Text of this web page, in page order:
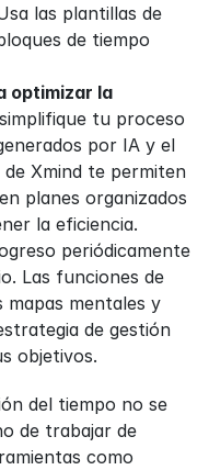
las plantillas de
de tiempo
optimizar la
tu proceso
por IA y el
Xmind te permiten
planes organizados
la eficiencia.
periódicamente
Las funciones de
mentales y
de gestión
objetivos.
del tiempo no se
de trabajar de
como